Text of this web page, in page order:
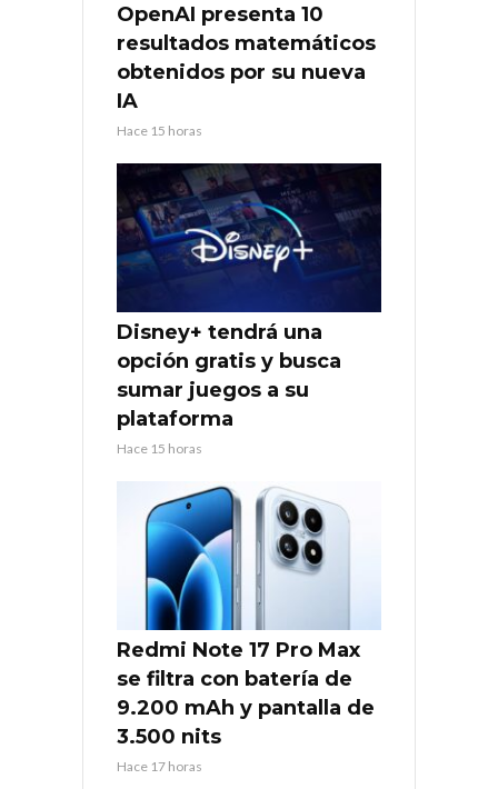
OpenAI presenta 10
resultados matemáticos
obtenidos por su nueva
IA
Hace 15 horas
Disney+ tendrá una
opción gratis y busca
sumar juegos a su
plataforma
Hace 15 horas
Redmi Note 17 Pro Max
se filtra con batería de
9.200 mAh y pantalla de
3.500 nits
Hace 17 horas